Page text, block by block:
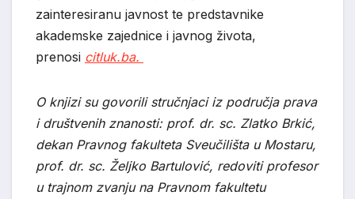
zainteresiranu javnost te predstavnike
akademske zajednice i javnog života,
prenosi citluk.ba.
O knjizi su govorili stručnjaci iz područja prava
i društvenih znanosti: prof. dr. sc. Zlatko Brkić,
dekan Pravnog fakulteta Sveučilišta u Mostaru,
prof. dr. sc. Željko Bartulović, redoviti profesor
u trajnom zvanju na Pravnom fakultetu